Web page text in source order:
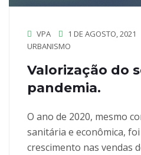
VPA 1 DE AGOSTO, 2021
URBANISMO
Valorização do
pandemia.
O ano de 2020, mesmo
sanitária e econômica,
crescimento nas vendas